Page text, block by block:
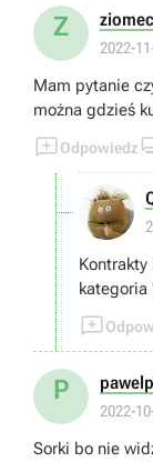
Z
2022-
Mam pytanie
można gdzieś
Odpowiedz
kategoria

P
2022-
Sorki bo nie